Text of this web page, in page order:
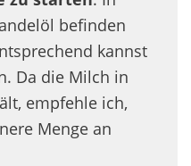
befinden
kannst
Da die Milch in
empfehle ich,
Menge an